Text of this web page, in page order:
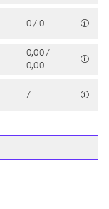
0 / 0
0,00 /
0,00
/